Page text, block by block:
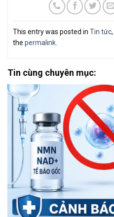
This entry was posted in Tin tức,
the permalink.
Tin cùng chuyên mục: